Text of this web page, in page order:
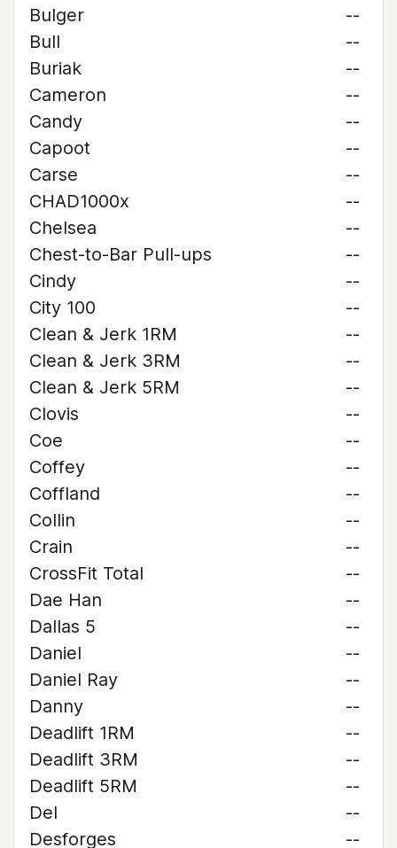
Bulger
--
Bull
--
Buriak
--
Cameron
--
Candy
--
Capoot
--
Carse
--
CHAD1000x
--
Chelsea
--
Chest-to-Bar Pull-ups
--
Cindy
--
City 100
--
Clean & Jerk 1RM
--
Clean & Jerk 3RM
--
Clean & Jerk 5RM
--
Clovis
--
Coe
--
Coffey
--
Coffland
--
Collin
--
Crain
--
CrossFit Total
--
Dae Han
--
Dallas 5
--
Daniel
--
Daniel Ray
--
Danny
--
Deadlift 1RM
--
Deadlift 3RM
--
Deadlift 5RM
--
Del
--
Desforges
--